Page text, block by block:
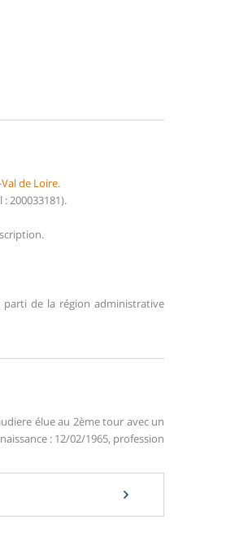
de Loire.
200033181).
parti de la région administrative
élue au 2ème tour avec un
: 12/02/1965, profession